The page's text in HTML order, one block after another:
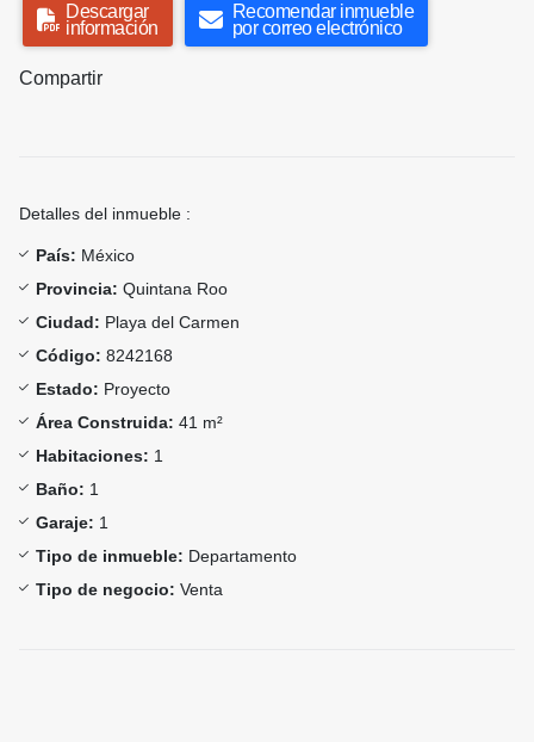
Descargar
información
Recomendar inmueble
por correo electrónico
Compartir
Detalles del inmueble :
País: México
Provincia: Quintana Roo
Ciudad: Playa del Carmen
Código: 8242168
Estado: Proyecto
Área Construida: 41 m²
Habitaciones: 1
Baño: 1
Garaje: 1
Tipo de inmueble: Departamento
Tipo de negocio: Venta